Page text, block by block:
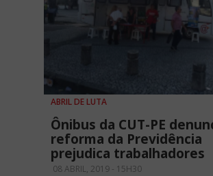
ABRIL DE LUTA
Ônibus da CUT-PE
reforma da Previdência
prejudica trabalhadores
08 ABRIL, 2019 - 15H30